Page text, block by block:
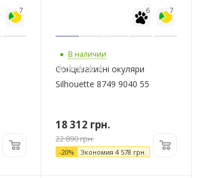
7 7
6
В наличии
Сонцезахисні окуляри
Silhouette 8749 9040 55
18 312 грн.
22 890грн.
-20% Экономия 4 578 грн.